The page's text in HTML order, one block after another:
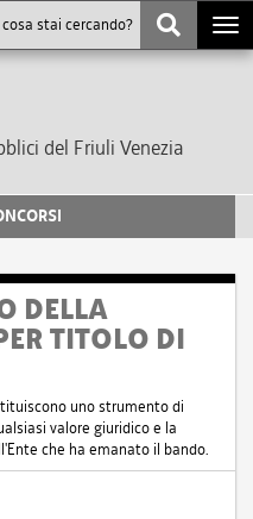
del Friuli Venezia
DELLA
TITOLO DI
uno strumento di
valore giuridico e la
che ha emanato il bando.